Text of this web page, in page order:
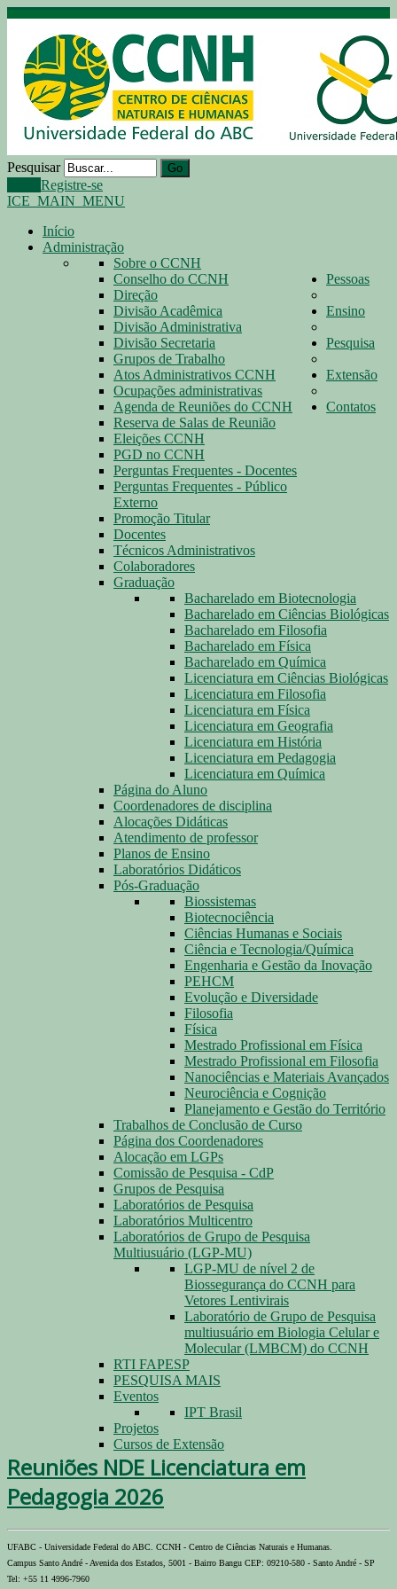
Pesquisar Go
Registre-se
ICE_MAIN_MENU
Início
Administração
Sobre o CCNH
Conselho do CCNH
Direção
Divisão Acadêmica
Divisão Administrativa
Divisão Secretaria
Grupos de Trabalho
Atos Administrativos CCNH
Ocupações administrativas
Agenda de Reuniões do CCNH
Reserva de Salas de Reunião
Eleições CCNH
PGD no CCNH
Perguntas Frequentes - Docentes
Perguntas Frequentes - Público
Externo
Promoção Titular
Pessoas
Docentes
Técnicos Administrativos
Colaboradores
Ensino
Graduação
Bacharelado em Biotecnologia
Bacharelado em Ciências Biológicas
Bacharelado em Filosofia
Bacharelado em Física
Bacharelado em Química
Licenciatura em Ciências Biológicas
Licenciatura em Filosofia
Licenciatura em Física
Licenciatura em Geografia
Licenciatura em História
Licenciatura em Pedagogia
Licenciatura em Química
Página do Aluno
Coordenadores de disciplina
Alocações Didáticas
Atendimento de professor
Planos de Ensino
Laboratórios Didáticos
Pós-Graduação
Biossistemas
Biotecnociência
Ciências Humanas e Sociais
Ciência e Tecnologia/Química
Engenharia e Gestão da Inovação
PEHCM
Evolução e Diversidade
Filosofia
Física
Mestrado Profissional em Física
Mestrado Profissional em Filosofia
Nanociências e Materiais Avançados
Neurociência e Cognição
Planejamento e Gestão do Território
Trabalhos de Conclusão de Curso
Página dos Coordenadores
Pesquisa
Alocação em LGPs
Comissão de Pesquisa - CdP
Grupos de Pesquisa
Laboratórios de Pesquisa
Laboratórios Multicentro
Laboratórios de Grupo de Pesquisa
Multiusuário (LGP-MU)
LGP-MU de nível 2 de
Biossegurança do CCNH para
Vetores Lentivirais
Laboratório de Grupo de Pesquisa
multiusuário em Biologia Celular e
Molecular (LMBCM) do CCNH
RTI FAPESP
PESQUISA MAIS
Extensão
Eventos
IPT Brasil
Projetos
Cursos de Extensão
Contatos
Reuniões NDE Licenciatura em
Pedagogia 2026
UFABC - Universidade Federal do ABC. CCNH - Centro de Ciências Naturais e Humanas.
Campus Santo André - Avenida dos Estados, 5001 - Bairro Bangu CEP: 09210-580 - Santo André - SP
Tel: +55 11 4996-7960